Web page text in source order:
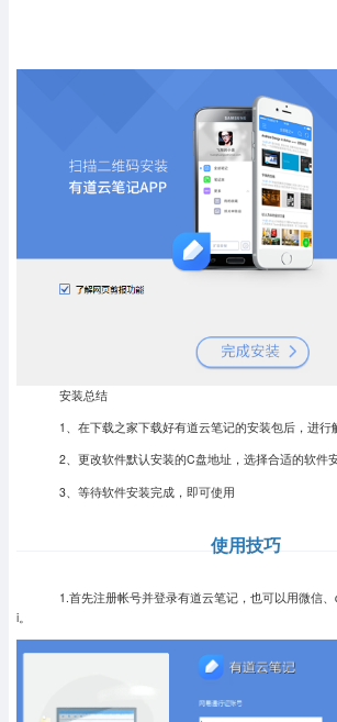
安装总结
1、在下载之家下载好有道云笔记的安装包后，进行
2、更改软件默认安装的C盘地址，选择合适的软件
3、等待软件安装完成，即可使用
使用技巧
1.首先注册帐号并登录有道云笔记，也可以用微信、
i。